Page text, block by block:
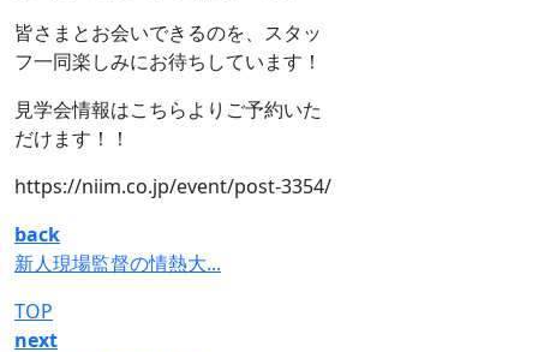
皆さまとお会いできるのを、スタッ
フ一同楽しみにお待ちしています！
見学会情報はこちらよりご予約いた
だけます！！
https://niim.co.jp/event/post-3354/
back
新人現場監督の情熱大...
TOP
next